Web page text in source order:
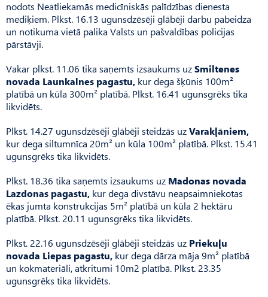
nodots Neatliekamās medicīniskās palīdzības dienesta
mediķiem. Plkst. 16.13 ugunsdzēsēji glābēji darbu pabeidza
un notikuma vietā palika Valsts un pašvaldības policijas
pārstāvji.
Vakar plkst. 11.06 tika saņemts izsaukums uzSmiltenes
novada Launkalnes pagastu, kur dega šķūnis 100m²
platībā un kūla 300m² platībā. Plkst. 16.41 ugunsgrēks tika
likvidēts.
Plkst. 14.27 ugunsdzēsēji glābēji steidzās uzVarakļāniem,
kur dega siltumnīca 20m² un kūla 100m² platībā. Plkst. 15.41
ugunsgrēks tika likvidēts.
Plkst. 18.36 tika saņemts izsaukums uz Madonas novada
Lazdonas pagastu, kur dega divstāvu neapsaimniekotas
ēkas jumta konstrukcijas 5m² platībā un kūla 2 hektāru
platībā. Plkst. 20.11 ugunsgrēks tika likvidēts.
Plkst. 22.16 ugunsdzēsēji glābēji steidzās uz Priekuļu
novada Liepas pagastu, kur dega dārza māja 9m² platībā
un kokmateriāli, atkritumi 10m2 platībā. Plkst. 23.35
ugunsgrēks tika likvidēts.